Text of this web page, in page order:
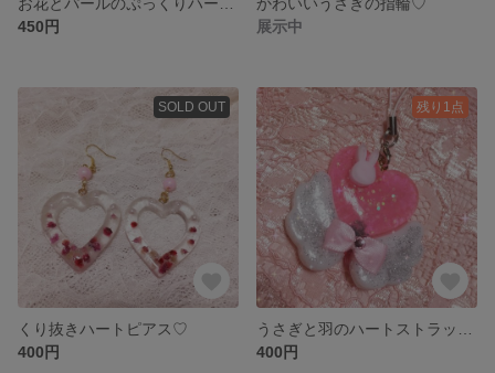
450円
展示中
SOLD OUT
くり抜きハートピアス♡
400円
残り1点
400円